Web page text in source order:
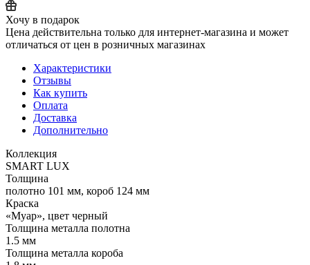
Хочу в подарок
Цена действительна только для интернет-магазина и может
отличаться от цен в розничных магазинах
Характеристики
Отзывы
Как купить
Оплата
Доставка
Дополнительно
Коллекция
SMART LUX
Толщина
полотно 101 мм, короб 124 мм
Краска
«Муар», цвет черный
Толщина металла полотна
1.5 мм
Толщина металла короба